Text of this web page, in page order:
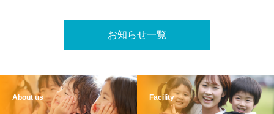
お知らせ一覧
About us Facility